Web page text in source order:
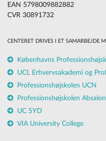
EAN 5798009882882
CVR 30891732
CENTERET DRIVES I ET SAMARBEJDE
Københavns
UCL Erhvervsakademi og
Professionshøjskolen UCN
Professionshøjskolen Absalon
UC SYD
VIA University College